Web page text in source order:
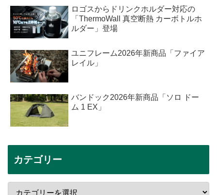
ロゴスからドリンクホルダー対応の
「ThermoWall 真空断熱 カーボトルホ
ルダー」登場
ユニフレーム2026年新商品「ファイア
レイル」
バンドック2026年新商品「ソロ ドー
ム 1 EX」
カテゴリー